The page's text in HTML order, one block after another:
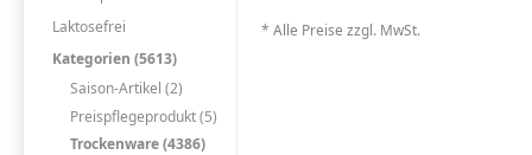
Laktosefrei
Kategorien (5613)
Saison-Artikel (2)
Preispflegeprodukt (5)
Trockenware (4386)
* Alle Preise zzgl. MwSt.